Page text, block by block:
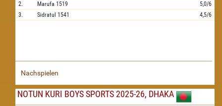
2.
Marufa 1519
5,0/6
3.
Sidratul 1541 4,5/6
Nachspielen
NOTUN KURI BOYS SPORTS 2025-26, DHAKA